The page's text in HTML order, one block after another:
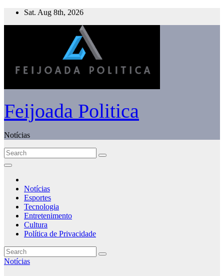
Skip
Sat. Aug 8th, 2026
Feijoada Politica
Notícias
Notícias
Esportes
Tecnologia
Entretenimento
Cultura
Política de Privacidade
Notícias